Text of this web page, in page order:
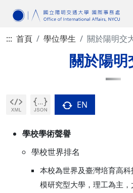
::: 首頁 學位學生 關於陽明交
關於陽明
EN
學校學術聲譽
學校世界排名
本校為世界及臺灣培育高
模研究型大學，理工為主